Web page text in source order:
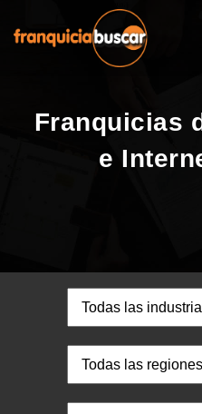
Franquicias
e